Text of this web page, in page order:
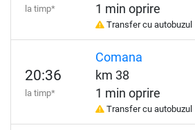
la timp*
1 min oprire
Transfer cu autobuzul
20:36
la timp*
Comana
km 38
1 min oprire
Transfer cu autobuzul